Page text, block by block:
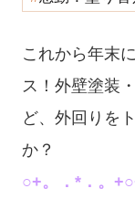
これから年末
ス！外壁塗装
ど、外回りを
か？
○+。．*．。